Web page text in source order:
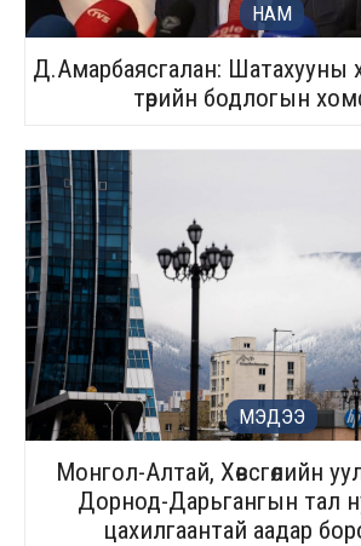
НАМ
Д.Амарбаясгалан: Шатахууны
төрийн бодлогын
МЭДЭЭ
Монгол-Алтай, Хөвсгөлийн
Дорнод-Дарьгангын тал
цахилгаантай аадар